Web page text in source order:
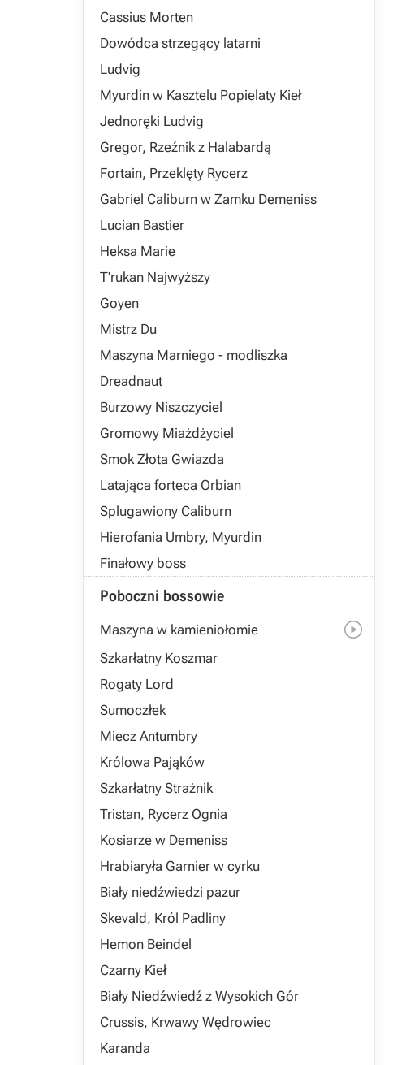
Cassius Morten
Dowódca strzegący latarni
Ludvig
Myurdin w Kasztelu Popielaty Kieł
Jednoręki Ludvig
Gregor, Rzeźnik z Halabardą
Fortain, Przeklęty Rycerz
Gabriel Caliburn w Zamku Demeniss
Lucian Bastier
Heksa Marie
T'rukan Najwyższy
Goyen
Mistrz Du
Maszyna Marniego - modliszka
Dreadnaut
Burzowy Niszczyciel
Gromowy Miażdżyciel
Smok Złota Gwiazda
Latająca forteca Orbian
Splugawiony Caliburn
Hierofania Umbry, Myurdin
Finałowy boss
Poboczni bossowie
Maszyna w kamieniołomie 
Szkarłatny Koszmar
Rogaty Lord
Sumoczłek
Miecz Antumbry
Królowa Pająków
Szkarłatny Strażnik
Tristan, Rycerz Ognia
Kosiarze w Demeniss
Hrabiaryła Garnier w cyrku
Biały niedźwiedzi pazur
Skevald, Król Padliny
Hemon Beindel
Czarny Kieł
Biały Niedźwiedź z Wysokich Gór
Crussis, Krwawy Wędrowiec
Karanda